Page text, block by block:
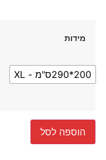
מידות
200*290ס"מ - XL
הוספה לסל